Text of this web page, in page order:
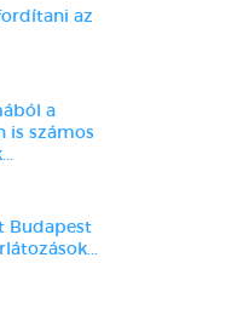
az
a
is számos
Budapest